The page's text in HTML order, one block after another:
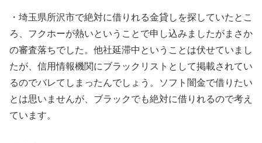
・埼玉県所沢市で絶対に借りれる金貸しを探していたとこ
ろ、フクホーが熱いということで申し込みましたがまさか
の審査落ちでした。他社延滞中ということは伏せていまし
たが、信用情報機関にブラックリストとして掲載されてい
るのでバレてしまったんでしょう。ソフト闇金で借りたい
とは思いませんが、ブラックでも絶対に借りれるので考え
ています。